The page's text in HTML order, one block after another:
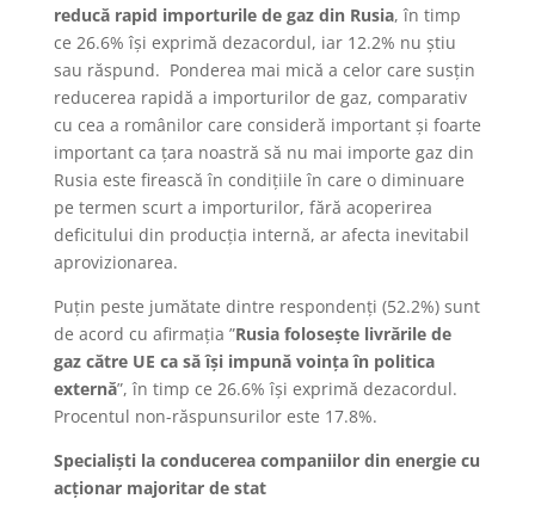
reducă rapid importurile de gaz din Rusia, în timp
ce 26.6% își exprimă dezacordul, iar 12.2% nu știu
sau răspund. Ponderea mai mică a celor care susțin
reducerea rapidă a importurilor de gaz, comparativ
cu cea a românilor care consideră important și foarte
important ca țara noastră să nu mai importe gaz din
Rusia este firească în condițiile în care o diminuare
pe termen scurt a importurilor, fără acoperirea
deficitului din producția internă, ar afecta inevitabil
aprovizionarea.
Puțin peste jumătate dintre respondenți (52.2%) sunt
de acord cu afirmația ”Rusia folosește livrările de
gaz către UE ca să își impună voința în politica
externă”, în timp ce 26.6% își exprimă dezacordul.
Procentul non-răspunsurilor este 17.8%.
Specialiști la conducerea companiilor din energie cu
acționar majoritar de stat